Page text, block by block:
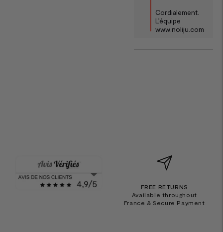
Cordialement.
L’équipe
www.noliju.com
FREE RETURNS
Available throughout
France & Secure Payment